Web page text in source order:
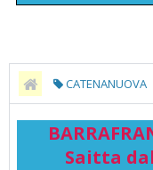
CATENANUOVA
dal reato di duplice ... -
Saitta